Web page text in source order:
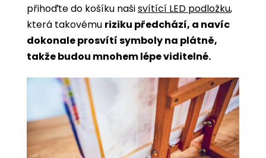
přihoďte do košíku našisvítící LED podložku,
která takovému riziku předchází, a navíc
dokonale prosvítí symboly na plátně,
takže budou mnohem lépe viditelné.